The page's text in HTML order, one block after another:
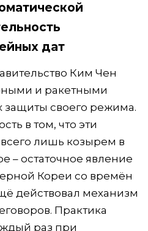
дат
Ким Чен
и ракетными
защиты своего режима.
в том, что эти
лишь козырем в
– остаточное явление
Кореи со времён
действовал механизм
Практика
раз при